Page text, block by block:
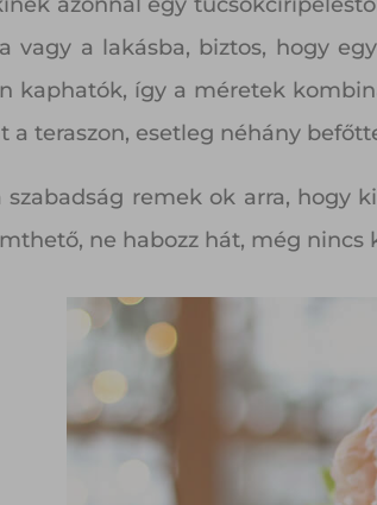
vagy a lakásba, biztos, hogy
kaphatók, így a méretek
a teraszon, esetleg néhány
szabadság remek ok arra, hogy
ne habozz hát, még nincs